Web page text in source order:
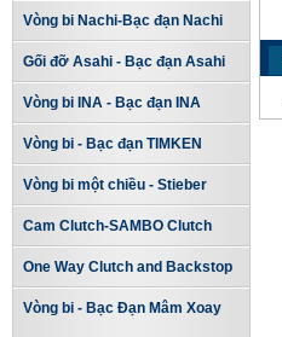
Vòng bi Nachi-Bạc đạn Nachi
Gối đỡ Asahi - Bạc đạn Asahi
Vòng bi INA - Bạc đạn INA
Vòng bi - Bạc đạn TIMKEN
Vòng bi một chiều - Stieber
Cam Clutch-SAMBO Clutch
One Way Clutch and Backstop
Vòng bi - Bạc Đạn Mâm Xoay